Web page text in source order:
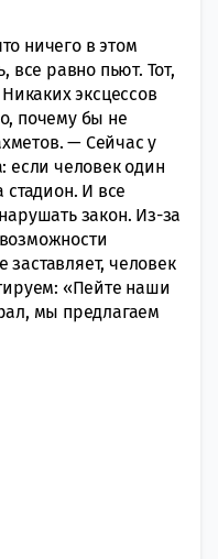
ничего в этом
все равно пьют. Тот,
эксцессов
почему бы не
— Сейчас у
если человек один
стадион. И все
закон. Из-за
человек
«Пейте наши
мы предлагаем